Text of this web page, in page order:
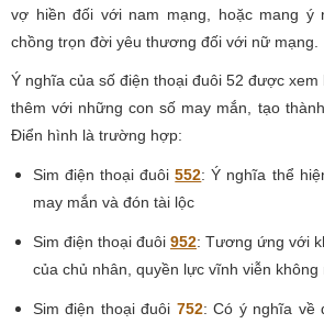
vợ hiền đối với nam mạng, hoặc mang ý
chồng trọn đời yêu thương đối với nữ mạng.
Ý nghĩa của số điện thoại đuôi 52 được
thêm với những con số may mắn, tạo
Điển hình là trường hợp:
Sim điện thoại đuôi552: Ý nghĩa thể
may mắn và đón tài lộc
Sim điện thoại đuôi 952: Tương ứng với
của chủ nhân, quyền lực vĩnh viễn không
Sim điện thoại đuôi 752: Có ý nghĩa về